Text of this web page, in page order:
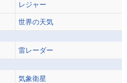
レジャー
世界の天気
雷レーダー
気象衛星